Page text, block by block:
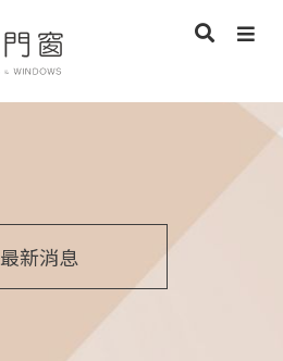
最新消息